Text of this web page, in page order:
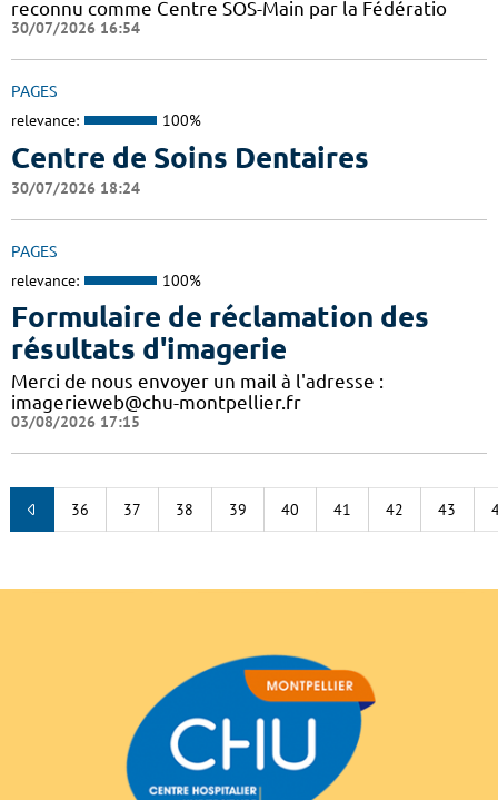
reconnu comme Centre SOS-Main par la Fédératio
30/07/2026 16:54
PAGES
relevance: 100%
Centre de Soins Dentaires
30/07/2026 18:24
PAGES
relevance: 100%
Formulaire de réclamation des
résultats d'imagerie
Merci de nous envoyer un mail à l'adresse :
imagerieweb@chu-montpellier.fr
03/08/2026 17:15
36 37 38 39 40 41 42 43